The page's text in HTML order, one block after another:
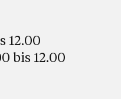
12.00
bis 12.00